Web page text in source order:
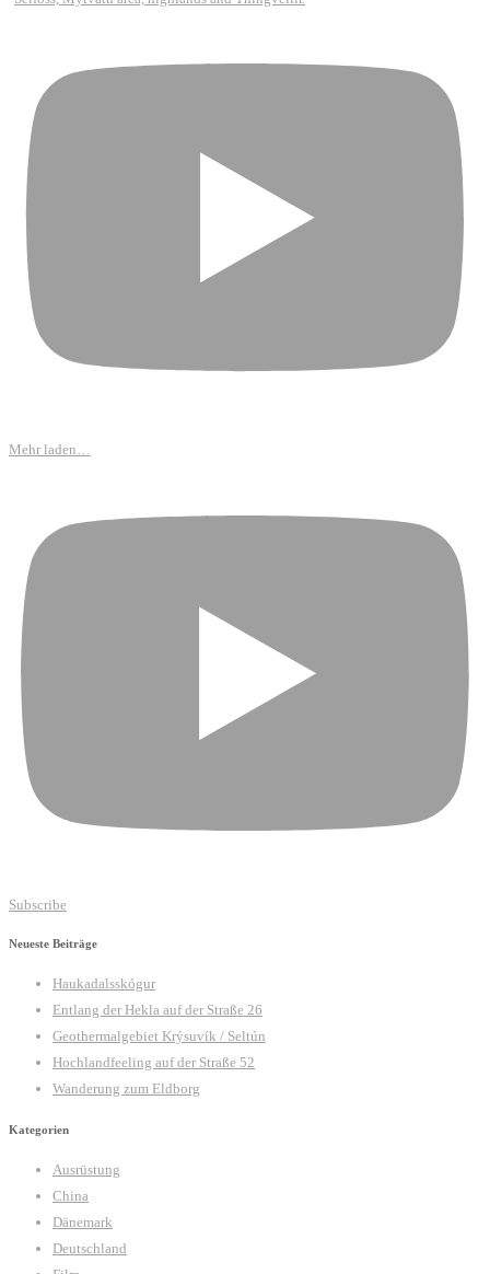
Mehr laden…
Subscribe
Neueste Beiträge
Haukadalsskógur
Entlang der Hekla auf der Straße 26
Geothermalgebiet Krýsuvík / Seltún
Hochlandfeeling auf der Straße 52
Wanderung zum Eldborg
Kategorien
Ausrüstung
China
Dänemark
Deutschland